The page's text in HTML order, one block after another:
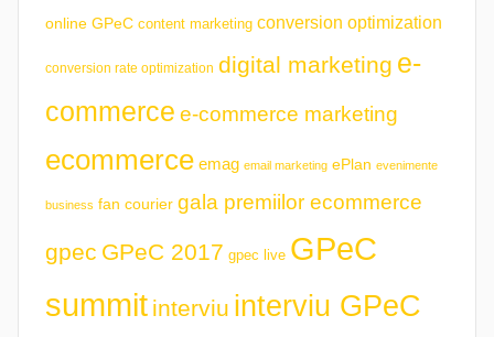
online GPeC content marketing conversion optimization
conversion rate optimization digital marketing e-
commerce e-commerce marketing
ecommerce emag email marketing ePlan evenimente
business fan courier gala premiilor ecommerce
gpec GPeC 2017 gpec live GPeC
summit interviu interviu GPeC